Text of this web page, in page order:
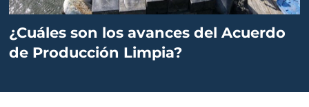
¿Cuáles son los avances del Acuerdo
de Producción Limpia?